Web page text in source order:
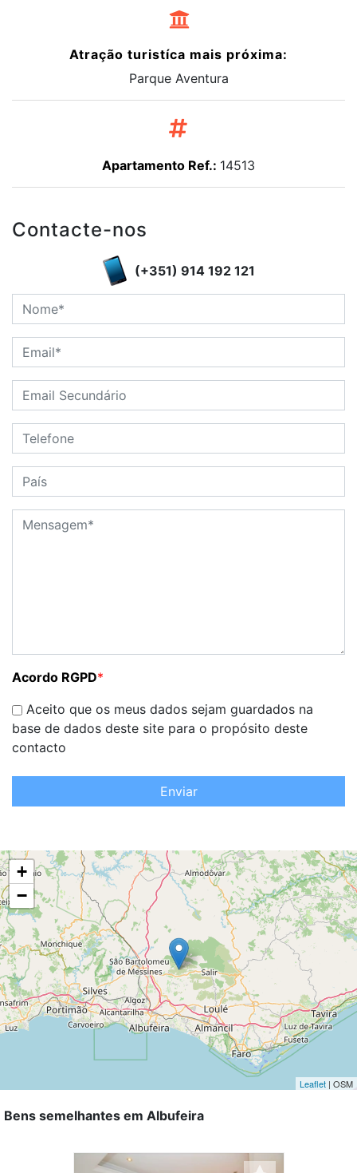
Atração turistíca mais próxima:
Parque Aventura
Apartamento Ref.: 14513
Contacte-nos
(+351) 914 192 121
Acordo RGPD*
Aceito que os meus dados sejam guardados na
base de dados deste site para o propósito deste
contacto
Enviar
+
−
Leaflet | OSM
Bens semelhantes em Albufeira